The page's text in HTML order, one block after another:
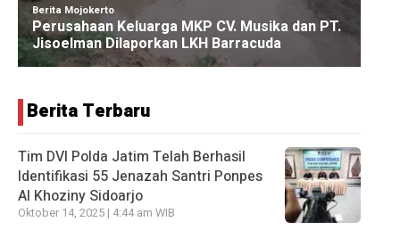
Berita Terbaru
Tim DVI Polda Jatim Telah Berhasil
Identifikasi 55 Jenazah Santri Ponpes
Al Khoziny Sidoarjo
Oktober 14, 2025 | 4:44 am WIB